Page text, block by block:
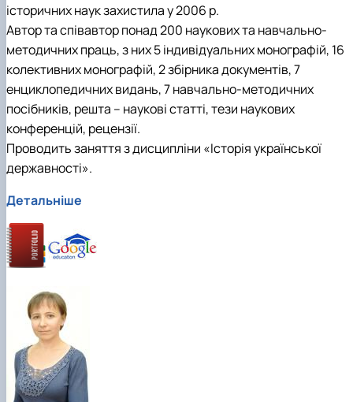
історичних наук захистила у 2006 р.
Автор та співавтор понад 200 наукових та навчально-
методичних праць, з них 5 індивідуальних монографій, 16
колективних монографій, 2 збірника документів, 7
енциклопедичних видань, 7 навчально-методичних
посібників, решта – наукові статті, тези наукових
конференцій, рецензії.
Проводить заняття з дисципліни «Історія української
державності».
Детальніше